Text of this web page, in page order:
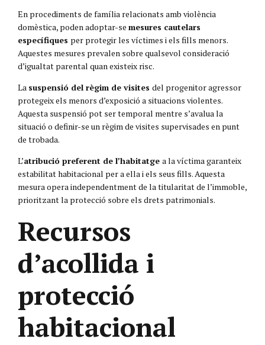
En procediments de família relacionats amb violència
domèstica, poden adoptar-se mesures cautelars
específiques per protegir les víctimes i els fills menors.
Aquestes mesures prevalen sobre qualsevol consideració
d’igualtat parental quan existeix risc.
La suspensió del règim de visites del progenitor agressor
protegeix els menors d’exposició a situacions violentes.
Aquesta suspensió pot ser temporal mentre s’avalua la
situació o definir-se un règim de visites supervisades en punt
de trobada.
L’atribució preferent de l’habitatge a la víctima garanteix
estabilitat habitacional per a ella i els seus fills. Aquesta
mesura opera independentment de la titularitat de l’immoble,
prioritzant la protecció sobre els drets patrimonials.
Recursos
d’acollida i
protecció
habitacional